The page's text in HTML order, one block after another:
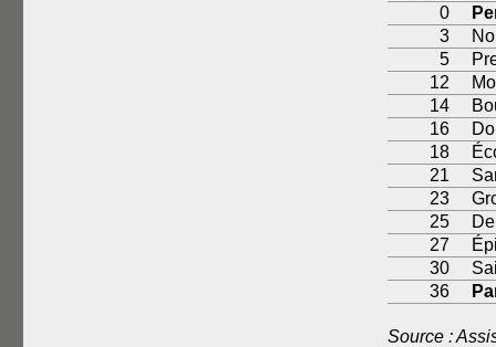
0
3
5
12
14
16
18
21
23
25
27
30
36
Source :